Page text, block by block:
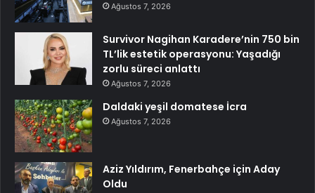
Ağustos 7, 2026
Survivor Nagihan Karadere’nin 750 bin
TL’lik estetik operasyonu: Yaşadığı
zorlu süreci anlattı
Ağustos 7, 2026
Daldaki yeşil domatese İcra
Ağustos 7, 2026
Aziz Yıldırım, Fenerbahçe için Aday
Oldu